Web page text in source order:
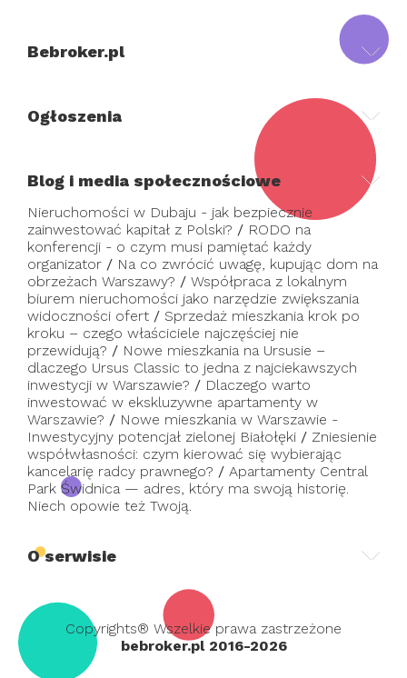
Bebroker.pl
Ogłoszenia
Blog i media społecznościowe
Nieruchomości w Dubaju - jak bezpiecznie
zainwestować kapitał z Polski? / RODO na
konferencji - o czym musi pamiętać każdy
organizator / Na co zwrócić uwagę, kupując dom na
obrzeżach Warszawy? / Współpraca z lokalnym
biurem nieruchomości jako narzędzie zwiększania
widoczności ofert / Sprzedaż mieszkania krok po
kroku – czego właściciele najczęściej nie
przewidują? / Nowe mieszkania na Ursusie –
dlaczego Ursus Classic to jedna z najciekawszych
inwestycji w Warszawie? / Dlaczego warto
inwestować w ekskluzywne apartamenty w
Warszawie? / Nowe mieszkania w Warszawie -
Inwestycyjny potencjał zielonej Białołęki / Zniesienie
współwłasności: czym kierować się wybierając
kancelarię radcy prawnego? / Apartamenty Central
Park Świdnica — adres, który ma swoją historię.
Niech opowie też Twoją.
O serwisie
Copyrights® Wszelkie prawa zastrzeżone
bebroker.pl 2016-2026